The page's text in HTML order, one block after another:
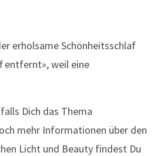
erholsame Schönheitsschlaf
entfernt», weil eine
Dich das Thema
mehr Informationen über den
Licht und Beauty findest Du